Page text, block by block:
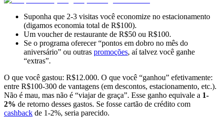
Suponha que 2-3 visitas você economize no estacionamento
(digamos economia total de R$100).
Um voucher de restaurante de R$50 ou R$100.
Se o programa oferecer “pontos em dobro no mês do
aniversário” ou outras promoções, aí talvez você ganhe
“extras”.
O que você gastou: R$12.000. O que você “ganhou” efetivamente:
entre R$100-300 de vantagens (em descontos, estacionamento, etc.).
Não é mau, mas não é “viajar de graça”. Esse ganho equivale a 1-
2% de retorno desses gastos. Se fosse cartão de crédito com
cashback de 1-2%, seria parecido.